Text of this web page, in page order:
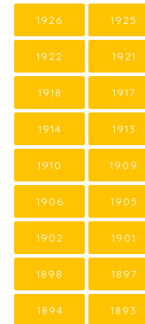
1926 1925
1922 1921
1918 1917
1914 1913
1910 1909
1906 1905
1902 1901
1898 1897
1894 1893